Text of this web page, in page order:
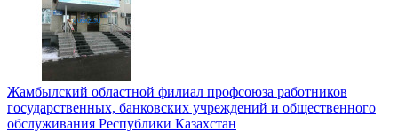
Жамбылский областной филиал профсоюза работников
государственных, банковских учреждений и общественного
обслуживания Республики Казахстан